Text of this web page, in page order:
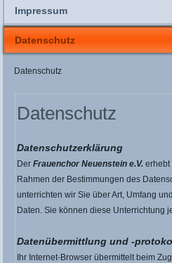
Impressum
Datenschutz
Datenschutz
Datenschutz
Datenschutzerklärung
DerFrauenchor Neuenstein e.V. erhebt
Rahmen der Bestimmungen des
unterrichten wir Sie über Art, Umfang
Daten. Sie können diese Unterrichtung
Datenübermittlung und -
Ihr Internet-Browser übermittelt beim